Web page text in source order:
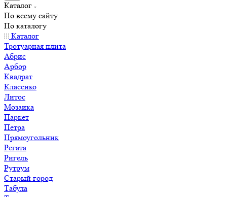
Каталог
По всему сайту
По каталогу
Каталог
Тротуарная плита
Абрис
Арбор
Квадрат
Классико
Литос
Мозаика
Паркет
Петра
Прямоугольник
Регата
Ригель
Рутрум
Старый город
Табула